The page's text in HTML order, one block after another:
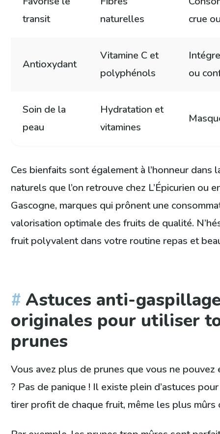
transit
naturelles
crue
Antioxydant
Vitamine C et
polyphénols
ou
Soin de la
peau
Hydratation et
vitamines
Ces bienfaits sont également à l’honneur
naturels que l’on retrouve chez L’Épicurien ou
Gascogne, marques qui prônent une
valorisation optimale des fruits de qualité.
fruit polyvalent dans votre routine repas et
Astuces anti-
originales pour utiliser
prunes
Vous avez plus de prunes que vous ne pouvez
? Pas de panique ! Il existe plein d’astuces
tirer profit de chaque fruit, même les plus mûrs